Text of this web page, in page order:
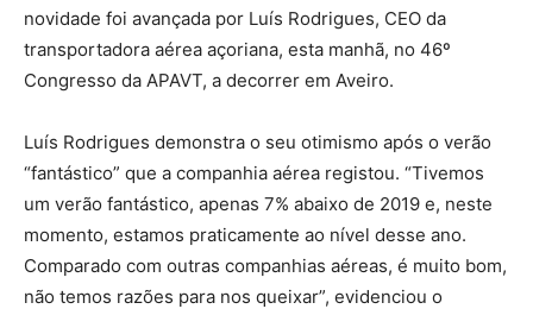
novidade foi avançada por Luís Rodrigues, CEO da
transportadora aérea açoriana, esta manhã, no 46º
Congresso da APAVT, a decorrer em Aveiro.
Luís Rodrigues demonstra o seu otimismo após o verão
“fantástico” que a companhia aérea registou. “Tivemos
um verão fantástico, apenas 7% abaixo de 2019 e, neste
momento, estamos praticamente ao nível desse ano.
Comparado com outras companhias aéreas, é muito bom,
não temos razões para nos queixar”, evidenciou o